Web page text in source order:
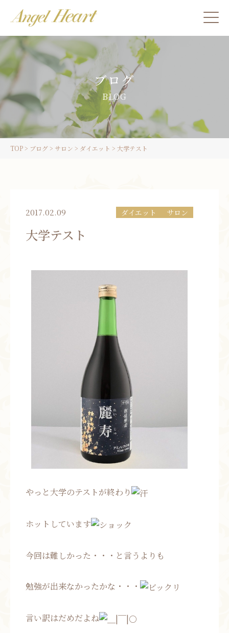
施術をご希望の方
カウンセリングをご希望の方へ
スクール受講生の方へ
お問い合わせ
お知らせ
ブログ
BLOG
TOP> ブログ> サロン > ダイエット > 大学テスト
2017.02.09 ダイエット サロン
大学テスト
やっと大学のテストが終わり
ホットしています
今回は難しかった・・・と言うよりも
勉強が出来なかったかな・・・
言い訳はだめだよね